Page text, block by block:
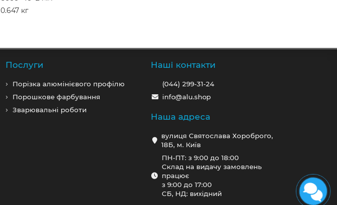
0.647 кг
Послуги
Порізка алюмінієвого профілю
Порошкове фарбування
Зварювальні роботи
Наші контакти
(044) 299-31-24
info@alu.shop
Наша адреса
вулиця Святослава Хороброго,
18Б, м. Київ
ПН-ПТ: з 9:00 до 18:00
Склад на видачу замовлень
працює
з 9:00 до 17:00
СБ, НД: вихідний